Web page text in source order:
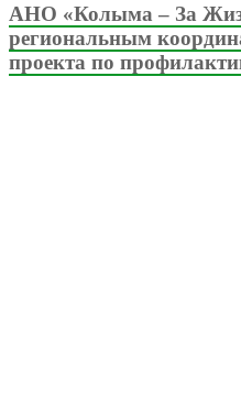
АНО «Колыма – За
региональным
проекта по